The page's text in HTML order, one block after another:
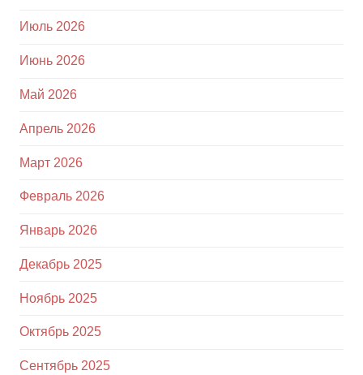
Июль 2026
Июнь 2026
Май 2026
Апрель 2026
Март 2026
Февраль 2026
Январь 2026
Декабрь 2025
Ноябрь 2025
Октябрь 2025
Сентябрь 2025